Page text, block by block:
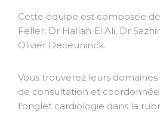
Cette équipe est composée
Feller, Dr Hallah El Ali, Dr
Olivier Deceuninck.
Vous trouverez leurs domaines
de consultation et
l’onglet cardiologie dans la